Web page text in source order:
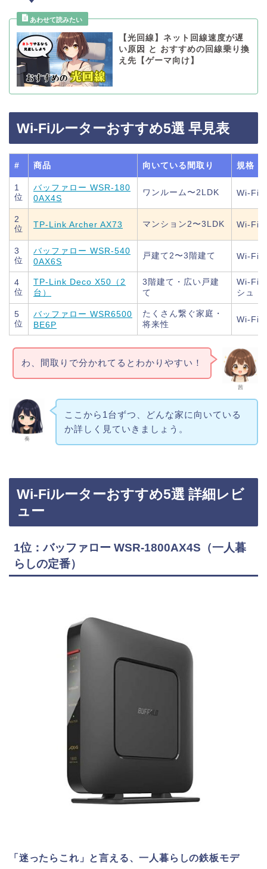
【光回線】ネット回線速度が遅
い原因 と おすすめの回線乗り換
え先【ゲーマ向け】
Wi-Fiルーターおすすめ5選 早見表
# 商品 向いている間取り 規格
1
位
バッファロー WSR-180
0AX4S
ワンルーム〜2LDK Wi-Fi 6
2
位
TP-Link Archer AX73 マンション2〜3LDK Wi-Fi 6
3
位
バッファロー WSR-540
0AX6S
戸建て2〜3階建て Wi-Fi 6
4
位
TP-Link Deco X50（2
台）
3階建て・広い戸建
て
Wi-Fi
シュ
5
位
バッファロー WSR6500
BE6P
たくさん繋ぐ家庭・
将来性
Wi-Fi 7
茜
わ、間取りで分かれてるとわかりやすい！
奏
ここから1台ずつ、どんな家に向いている
か詳しく見ていきましょう。
Wi-Fiルーターおすすめ5選 詳細レビ
ュー
1位：バッファロー WSR-1800AX4S（一人暮
らしの定番）
「迷ったらこれ」と言える、一人暮らしの鉄板モデ